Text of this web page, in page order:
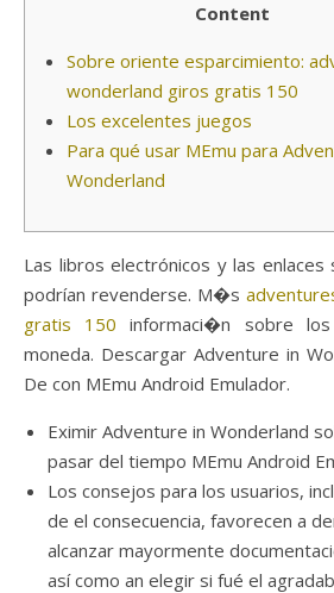
Content
Sobre oriente esparcimiento:
wonderland giros gratis 150
Los excelentes juegos
Para qué usar MEmu para
Wonderland
Las libros electrónicos y las enlaces sobre intercambio no
podrían revenderse. M�s
gratis 150 informaci�n sobre
moneda. Descargar Adventure in
De con MEmu Android Emulador.
Eximir Adventure in Wonderland
pasar del tiempo MEmu Android
Los consejos para los usuarios,
de el consecuencia, favorecen a
alcanzar mayormente
así­ como an elegir si fué el